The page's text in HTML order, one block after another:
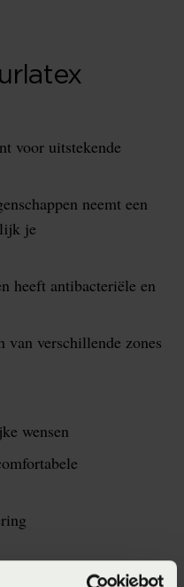
voor uitstekende
neemt een
je
heeft antibacteriële en
van verschillende zones
wensen